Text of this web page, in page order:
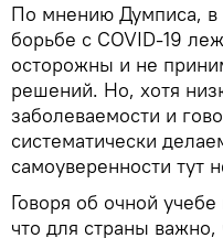
По мнению Думписа, в
борьбе с COVID-19
осторожны и не
решений. Но, хотя
заболеваемости и
систематически
самоуверенности тут
Говоря об очной
что для страны